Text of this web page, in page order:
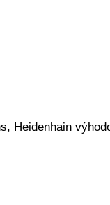
Heidenhain